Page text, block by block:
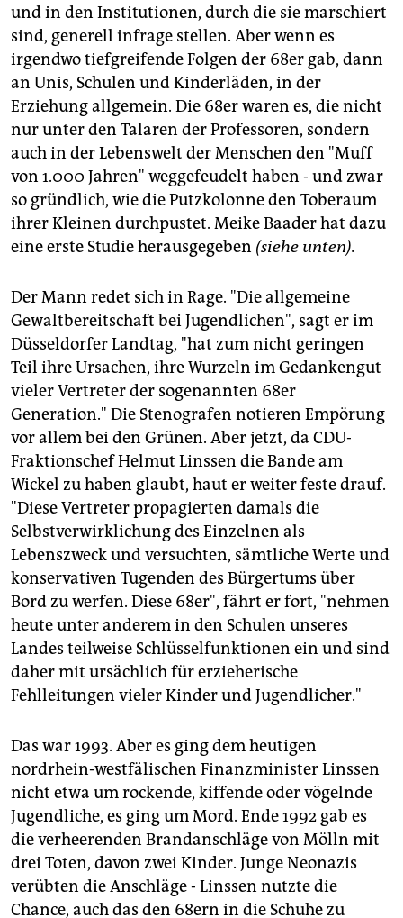
und in den Institutionen, durch die sie marschiert
sind, generell infrage stellen. Aber wenn es
irgendwo tiefgreifende Folgen der 68er gab, dann
an Unis, Schulen und Kinderläden, in der
Erziehung allgemein. Die 68er waren es, die nicht
nur unter den Talaren der Professoren, sondern
auch in der Lebenswelt der Menschen den "Muff
von 1.000 Jahren" weggefeudelt haben - und zwar
so gründlich, wie die Putzkolonne den Toberaum
ihrer Kleinen durchpustet. Meike Baader hat dazu
eine erste Studie herausgegeben (siehe unten).
Der Mann redet sich in Rage. "Die allgemeine
Gewaltbereitschaft bei Jugendlichen", sagt er im
Düsseldorfer Landtag, "hat zum nicht geringen
Teil ihre Ursachen, ihre Wurzeln im Gedankengut
vieler Vertreter der sogenannten 68er
Generation." Die Stenografen notieren Empörung
vor allem bei den Grünen. Aber jetzt, da CDU-
Fraktionschef Helmut Linssen die Bande am
Wickel zu haben glaubt, haut er weiter feste drauf.
"Diese Vertreter propagierten damals die
Selbstverwirklichung des Einzelnen als
Lebenszweck und versuchten, sämtliche Werte und
konservativen Tugenden des Bürgertums über
Bord zu werfen. Diese 68er", fährt er fort, "nehmen
heute unter anderem in den Schulen unseres
Landes teilweise Schlüsselfunktionen ein und sind
daher mit ursächlich für erzieherische
Fehlleitungen vieler Kinder und Jugendlicher."
Das war 1993. Aber es ging dem heutigen
nordrhein-westfälischen Finanzminister Linssen
nicht etwa um rockende, kiffende oder vögelnde
Jugendliche, es ging um Mord. Ende 1992 gab es
die verheerenden Brandanschläge von Mölln mit
drei Toten, davon zwei Kinder. Junge Neonazis
verübten die Anschläge - Linssen nutzte die
Chance, auch das den 68ern in die Schuhe zu